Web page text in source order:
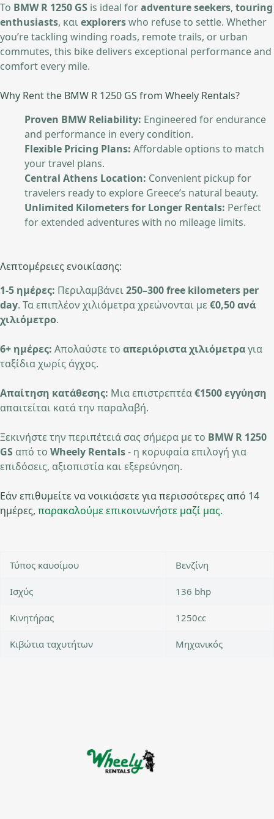
Το BMW R 1250 GS is ideal foradventure seekers, touring
enthusiasts, καιexplorerswho refuse to settle. Whether
you’re tackling winding roads, remote trails, or urban
commutes, this bike delivers exceptional performance and
comfort every mile.
Why Rent the BMW R 1250 GS from Wheely Rentals?
Proven BMW Reliability: Engineered for endurance
and performance in every condition.
Flexible Pricing Plans: Affordable options to match
your travel plans.
Central Athens Location: Convenient pickup for
travelers ready to explore Greece’s natural beauty.
Unlimited Kilometers for Longer Rentals: Perfect
for extended adventures with no mileage limits.
Λεπτομέρειες ενοικίασης:
1-5 ημέρες: Περιλαμβάνει250–300 free kilometers per
day. Τα επιπλέον χιλιόμετρα χρεώνονται με €0,50 ανά
χιλιόμετρο.
6+ ημέρες: Απολαύστε το απεριόριστα χιλιόμετραγια
ταξίδια χωρίς άγχος.
Απαίτηση κατάθεσης: Μια επιστρεπτέα€1500 εγγύηση
απαιτείται κατά την παραλαβή.
Ξεκινήστε την περιπέτειά σας σήμερα με το BMW R 1250
GS από το Wheely Rentals- η κορυφαία επιλογή για
επιδόσεις, αξιοπιστία και εξερεύνηση.
Εάν επιθυμείτε να νοικιάσετε για περισσότερες από 14
ημέρες, παρακαλούμε επικοινωνήστε μαζί μας.
Τύπος καυσίμου Βενζίνη
Ισχύς 136 bhp
Κινητήρας 1250cc
Κιβώτια ταχυτήτων Μηχανικός